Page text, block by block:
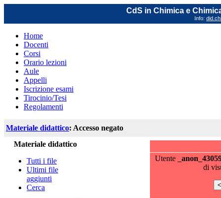
CdS in Chimica e
Info:
Home
Docenti
Corsi
Orario lezioni
Aule
Appelli
Iscrizione esami
Tirocinio/Tesi
Regolamenti
Materiale didattico: Accesso negato
Materiale didattico
Tutti i file
Ultimi file
aggiunti
Cerca
Utente
di